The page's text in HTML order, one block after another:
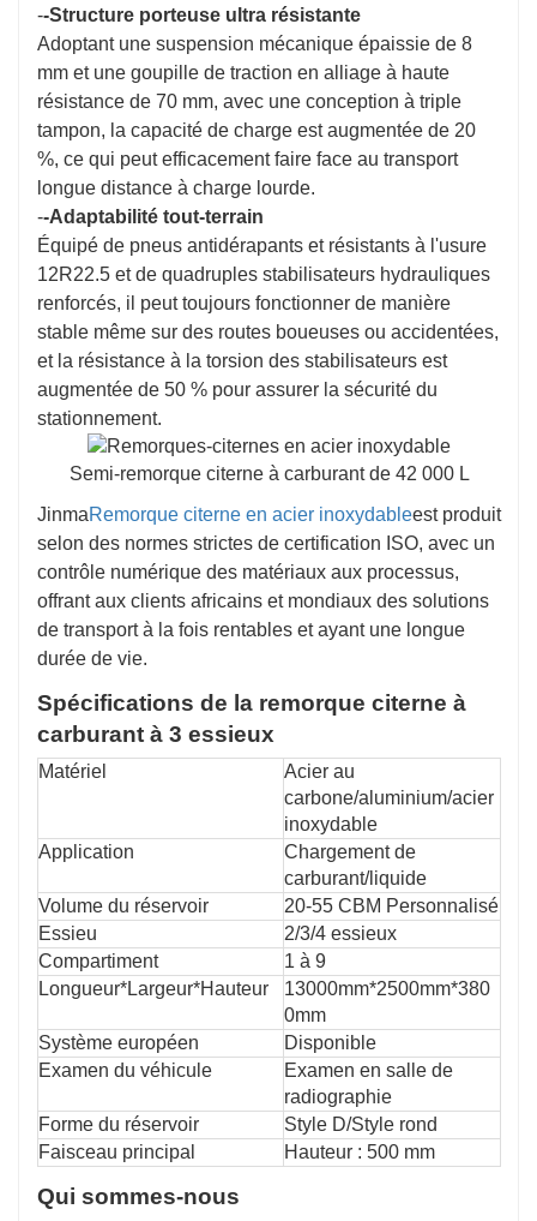
--Structure porteuse ultra résistante
Adoptant une suspension mécanique épaissie de 8
mm et une goupille de traction en alliage à haute
résistance de 70 mm, avec une conception à triple
tampon, la capacité de charge est augmentée de 20
%, ce qui peut efficacement faire face au transport
longue distance à charge lourde.
--Adaptabilité tout-terrain
Équipé de pneus antidérapants et résistants à l'usure
12R22.5 et de quadruples stabilisateurs hydrauliques
renforcés, il peut toujours fonctionner de manière
stable même sur des routes boueuses ou accidentées,
et la résistance à la torsion des stabilisateurs est
augmentée de 50 % pour assurer la sécurité du
stationnement.
Semi-remorque citerne à carburant de 42 000 L
JinmaRemorque citerne en acier inoxydableest produit
selon des normes strictes de certification ISO, avec un
contrôle numérique des matériaux aux processus,
offrant aux clients africains et mondiaux des solutions
de transport à la fois rentables et ayant une longue
durée de vie.
Spécifications de la remorque citerne à
carburant à 3 essieux
Matériel
Acier au
carbone/aluminium/acier
inoxydable
Application
Chargement de
carburant/liquide
Volume du réservoir
20-55 CBM Personnalisé
Essieu
2/3/4 essieux
Compartiment
1 à 9
Longueur*Largeur*Hauteur
13000mm*2500mm*380
0mm
Système européen
Disponible
Examen du véhicule
Examen en salle de
radiographie
Forme du réservoir
Style D/Style rond
Faisceau principal
Hauteur : 500 mm
Qui sommes-nous